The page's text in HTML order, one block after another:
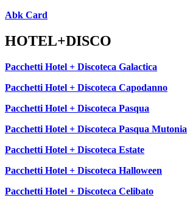
Abk Card
HOTEL+DISCO
Pacchetti Hotel + Discoteca Galactica
Pacchetti Hotel + Discoteca Capodanno
Pacchetti Hotel + Discoteca Pasqua
Pacchetti Hotel + Discoteca Pasqua Mutonia
Pacchetti Hotel + Discoteca Estate
Pacchetti Hotel + Discoteca Halloween
Pacchetti Hotel + Discoteca Celibato